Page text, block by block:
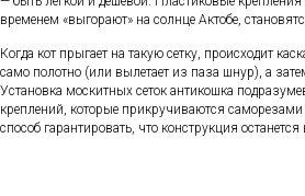
временем «выгорают» на солнце Актобе,
Когда кот прыгает на такую сетку, происходит
само полотно (или вылетает из паза шнур), а
Установка москитных сеток антикошка
креплений, которые прикручиваются
способ гарантировать, что конструкция останется